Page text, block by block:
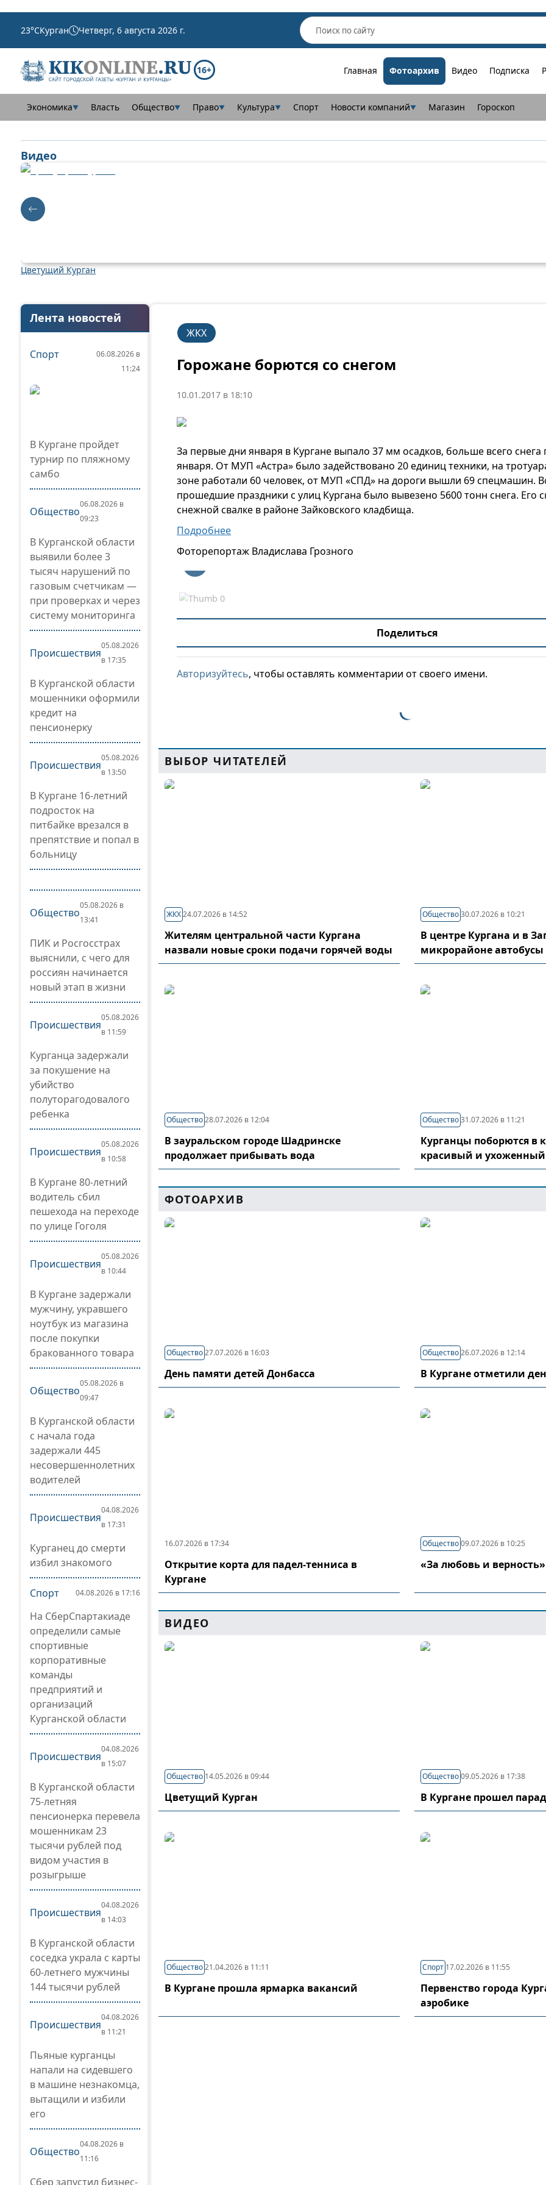
23°CКурган Четверг, 6 августа 2026 г.
16+ Главная Фотоархив Видео Подписка
Экономика▼ Власть Общество▼ Право▼ Культура▼ Спорт Новости компаний▼ Магазин Гороскоп
Видео
Цветущий Курган
Лента новостей
Спорт
06.08.2026 в
11:24
В Кургане пройдет
турнир по пляжному
самбо
Общество
06.08.2026 в
09:23
В Курганской области
выявили более 3
тысяч нарушений по
газовым счетчикам —
при проверках и через
систему мониторинга
Происшествия
05.08.2026
в 17:35
В Курганской области
мошенники оформили
кредит на
пенсионерку
Происшествия
05.08.2026
в 13:50
В Кургане 16-летний
подросток на
питбайке врезался в
препятствие и попал в
больницу
Общество
05.08.2026 в
13:41
ПИК и Росгосстрах
выяснили, с чего для
россиян начинается
новый этап в жизни
Происшествия
05.08.2026
в 11:59
Курганца задержали
за покушение на
убийство
полуторагодовалого
ребенка
Происшествия
05.08.2026
в 10:58
В Кургане 80-летний
водитель сбил
пешехода на переходе
по улице Гоголя
Происшествия
05.08.2026
в 10:44
В Кургане задержали
мужчину, укравшего
ноутбук из магазина
после покупки
бракованного товара
Общество
05.08.2026 в
09:47
В Курганской области
с начала года
задержали 445
несовершеннолетних
водителей
Происшествия
04.08.2026
в 17:31
Курганец до смерти
избил знакомого
Спорт 04.08.2026 в 17:16
На СберСпартакиаде
определили самые
спортивные
корпоративные
команды
предприятий и
организаций
Курганской области
Происшествия
04.08.2026
в 15:07
В Курганской области
75-летняя
пенсионерка перевела
мошенникам 23
тысячи рублей под
видом участия в
розыгрыше
Происшествия
04.08.2026
в 14:03
В Курганской области
соседка украла с карты
60-летнего мужчины
144 тысячи рублей
Происшествия
04.08.2026
в 11:21
Пьяные курганцы
напали на сидевшего
в машине незнакомца,
вытащили и избили
его
Общество
04.08.2026 в
11:16
Сбер запустил бизнес-
ЖКХ
Горожане борются со снегом
10.01.2017 в 18:10
За первые дни января в Кургане выпало 37 мм осадков, больше всего
января. От МУП «Астра» было задействовано 20 единиц техники, на
зоне работали 60 человек, от МУП «СПД» на дороги вышли 69 спецмашин.
прошедшие праздники с улиц Кургана было вывезено 5600 тонн снега. Его
снежной свалке в районе Зайковского кладбища.
Подробнее
Фоторепортаж Владислава Грозного
Поделиться
Авторизуйтесь, чтобы оставлять комментарии от своего имени.
ВЫБОР ЧИТАТЕЛЕЙ
ЖКХ24.07.2026 в 14:52
Жителям центральной части Кургана
назвали новые сроки подачи горячей воды
Общество 30.07.2026 в 10:21
В центре Кургана и в
микрорайоне
Общество28.07.2026 в 12:04
В зауральском городе Шадринске
продолжает прибывать вода
Общество 31.07.2026 в 11:21
Курганцы поборются в
красивый и
ФОТОАРХИВ
Общество27.07.2026 в 16:03
День памяти детей Донбасса
Общество 26.07.2026 в 12:14
В Кургане отметили
16.07.2026 в 17:34
Открытие корта для падел-тенниса в
Кургане
Общество 09.07.2026 в 10:25
«За любовь и верность»
ВИДЕО
Общество 14.05.2026 в 09:44
Цветущий Курган
Общество 09.05.2026 в 17:38
В Кургане прошел
Общество21.04.2026 в 11:11
В Кургане прошла ярмарка вакансий
Спорт 17.02.2026 в 11:55
Первенство города
аэробике